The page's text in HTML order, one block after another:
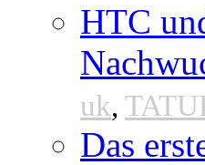
HTC
uk,
Das